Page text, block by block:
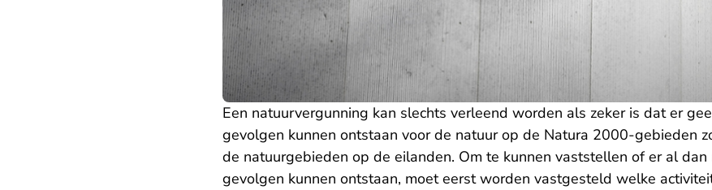
Een natuurvergunning kan slechts verleend worden als zeker is dat er
gevolgen kunnen ontstaan voor de natuur op de Natura 2000-gebieden
de natuurgebieden op de eilanden. Om te kunnen vaststellen of er al
gevolgen kunnen ontstaan, moet eerst worden vastgesteld welke